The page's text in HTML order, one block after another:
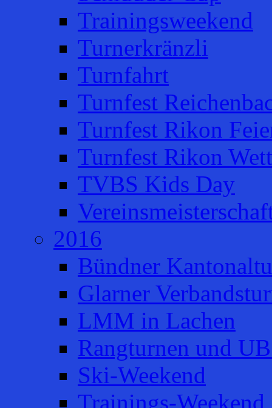
Trainingsweekend
Turnerkränzli
Turnfahrt
Turnfest
Turnfest Rikon
Turnfest Rikon
TVBS Kids Day
2016
Bündner
Glarner
LMM in Lachen
Rangturnen und
Ski-Weekend
Trainings-Weekend